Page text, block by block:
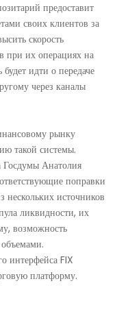
предоставит
своих клиентов за
скорость
при их операциях на
идти о передаче
через каналы
рынку
такой системы.
Анатолия
поправки
нескольких источников
ликвидности, их
возможность
интерфейса FIX
платформу.